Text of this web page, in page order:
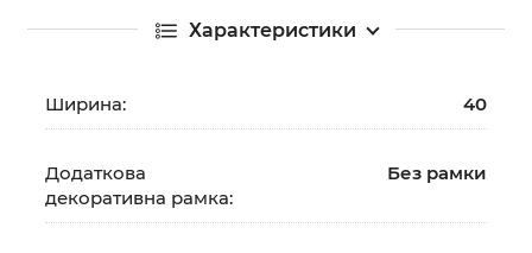
Характеристики
Ширина: 40
Додаткова
декоративна рамка:
Без рамки